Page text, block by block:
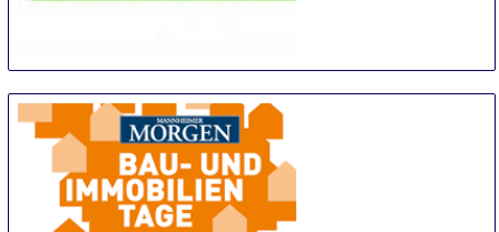
14 Sep-15 Sep
Sochi
Russian Federation